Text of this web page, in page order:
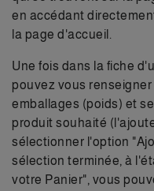
en accédant
la page d'accueil.
Une fois dans la fiche
pouvez vous
emballages (poids) et
produit souhaité
sélectionner l'option
sélection terminée, à
votre Panier", vous